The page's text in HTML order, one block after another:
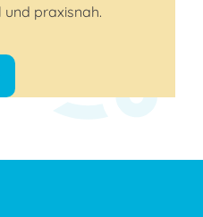
und praxisnah.